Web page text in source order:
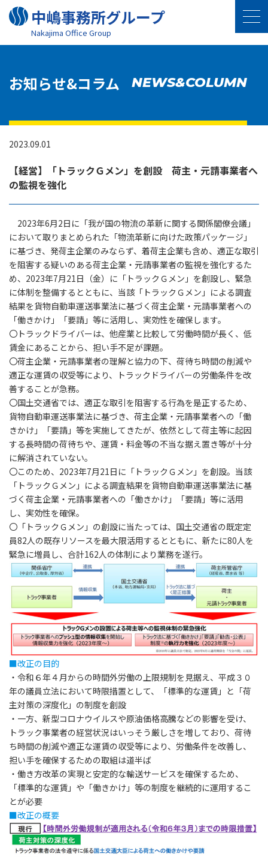
中嶋事務所グループ
Nakajima Oﬃce Group
お知らせ&コラム NEWS&COLUMN
2023.09.01
【経営】「トラックＧメン」を創設 荷主・元請事業者へ
の監視を強化
2023年6月2日に「我が国の物流の革新に関する関係閣僚会議」
において取りまとめられた「物流革新に向けた政策パッケージ」
に基づき、発荷主企業のみならず、着荷主企業も含め、適正な取引
を阻害する疑いのある荷主企業・元請事業者の監視を強化するた
め、2023年7月21日（金）に「トラックＧメン」を創設し、緊急
に体制を整備するとともに、当該「トラックＧメン」による調査
結果を貨物自動車運送事業法に基づく荷主企業・元請事業者への
「働きかけ」「要請」等に活用し、実効性を確保します。
〇トラックドライバーは、他産業と比較して労働時間が長く、低
賃金にあることから、担い手不足が課題。
〇荷主企業・元請事業者の理解と協力の下、荷待ち時間の削減や
適正な運賃の収受等により、トラックドライバーの労働条件を改
善することが急務。
〇国土交通省では、適正な取引を阻害する行為を是正するため、
貨物自動車運送事業法に基づき、荷主企業・元請事業者への「働
きかけ」「要請」等を実施してきたが、依然として荷主等に起因
する長時間の荷待ちや、運賃・料金等の不当な据え置き等が十分
に解消されていない。
〇このため、2023年7月21日に「トラックＧメン」を創設。当該
「トラックＧメン」による調査結果を貨物自動車運送事業法に基
づく荷主企業・元請事業者への「働きかけ」「要請」等に活用
し、実効性を確保。
〇「トラックＧメン」の創設に当たっては、国土交通省の既定定
員82人の既存リソースを最大限活用するとともに、新たに80人を
緊急に増員し、合計162人の体制により業務を遂行。
■改正の目的
・令和６年４月からの時間外労働の上限規制を見据え、平成３０
年の議員立法において時限措置として、「標準的な運賃」と「荷
主対策の深度化」の制度を創設
・一方、新型コロナウイルスや原油価格高騰などの影響を受け、
トラック事業者の経営状況はいっそう厳しさを増しており、荷待
ち時間の削減や適正な運賃の収受等により、労働条件を改善し、
担い手を確保するための取組は道半ば
・働き方改革の実現と安定的な輸送サービスを確保するため、
「標準的な運賃」や「働きかけ」等の制度を継続的に運用するこ
とが必要
■改正の概要